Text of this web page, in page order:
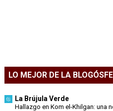
LO MEJOR DE LA
La Brújula Verde
Hallazgo en Kom el-Khilgan: una